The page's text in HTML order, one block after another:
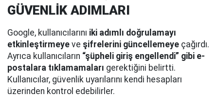
GÜVENLİK ADIMLARI
Google, kullanıcılarını iki adımlı doğrulamayı
etkinleştirmeye ve şifrelerini güncellemeye çağırdı.
Ayrıca kullanıcıların “şüpheli giriş engellendi” gibi e-
postalara tıklamamaları gerektiğini belirtti.
Kullanıcılar, güvenlik uyarılarını kendi hesapları
üzerinden kontrol edebilirler.